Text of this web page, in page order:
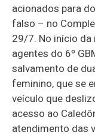
acionados para
falso – no
29/7. No início da
agentes do 6º
salvamento de
feminino, que se
veículo que
acesso ao
atendimento das